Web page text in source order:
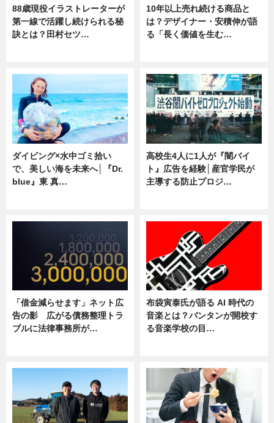
88歳現役イラストレーターが
第一線で活躍し続けられる秘
訣とは？田村セツ…
10年以上売れ続ける商品と
は？デザイナー・安積伸が語
る「長く価値を生む…
ダイビング×水中ゴミ拾い
で、美しい海を未来へ│『Dr.
blue』東 真…
高校生4人に1人が『闇バイ
ト』広告を経験│産官学民が
主導する防止プロジ…
「借金減らせます」ネット広
告の影 広がる債務整理トラ
ブルに法律事務所が…
布袋寅泰氏が語る AI 時代の
音楽とは？バンタンが開校す
る音楽学校の目…